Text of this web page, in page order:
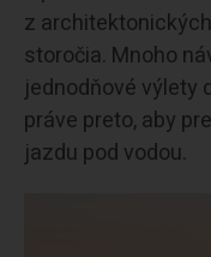
z
storočia. Mnoho
jednodňové výlety
práve preto, aby
jazdu pod vodou.